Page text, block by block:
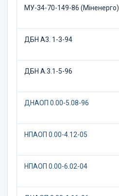
МУ-34-70-149-86 (Міненерго)
ДБН А3. 1-3-94
ДБН А.3.1-5-96
ДНАОП 0.00-5.08-96
НПАОП 0.00-4.12-05
НПАОП 0.00-6.02-04